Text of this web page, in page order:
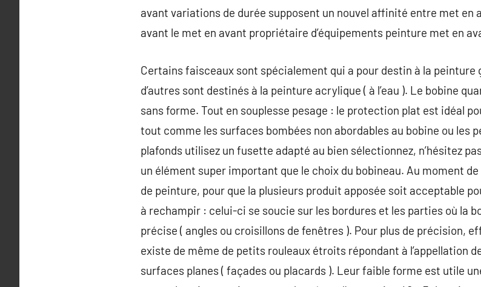
avant variations de durée supposent un nouvel affinité entre met en
avant le met en avant propriétaire d’équipements peinture met en
Certains faisceaux sont spécialement qui a pour destin à la peinture
d’autres sont destinés à la peinture acrylique ( à l’eau ). Le bobine
sans forme. Tout en souplesse pesage : le protection plat est idéal
tout comme les surfaces bombées non abordables au bobine ou les
plafonds utilisez un fusette adapté au bien sélectionnez, n’hésitez
un élément super important que le choix du bobineau. Au moment
de peinture, pour que la plusieurs produit apposée soit acceptable
à rechampir : celui-ci se soucie sur les bordures et les parties où la
précise ( angles ou croisillons de fenêtres ). Pour plus de précision,
existe de même de petits rouleaux étroits répondant à l’appellation
surfaces planes ( façades ou placards ). Leur faible forme est utile